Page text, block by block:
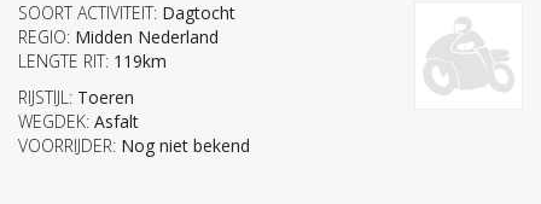
SOORT ACTIVITEIT: Dagtocht
REGIO: Midden Nederland
LENGTE RIT: 119km
RIJSTIJL: Toeren
WEGDEK: Asfalt
VOORRIJDER: Nog niet bekend